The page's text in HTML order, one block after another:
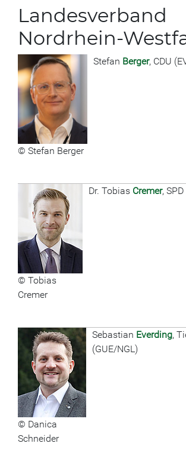
Landesverband
Nordrhein-
© Stefan Berger
Stefan Berger, CDU
© Tobias
Cremer
Dr. Tobias Cremer,
© Danica
Schneider
Sebastian Everding,
(GUE/NGL)